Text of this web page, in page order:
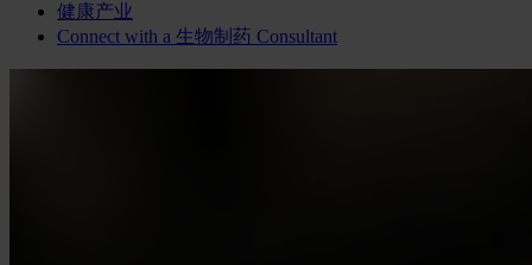
健康产业
Connect with a 生物制药 Consultant